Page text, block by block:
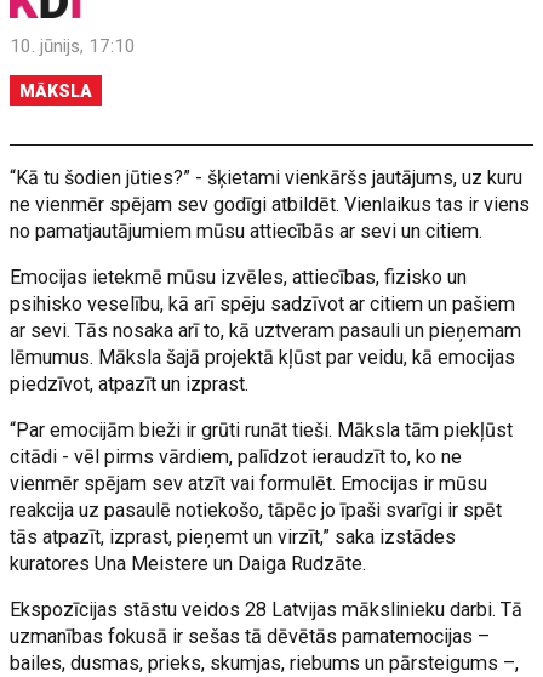
10. jūnijs, 17:10
MĀKSLA
“Kā tu šodien jūties?” - šķietami vienkāršs jautājums, uz kuru
ne vienmēr spējam sev godīgi atbildēt. Vienlaikus tas ir viens
no pamatjautājumiem mūsu attiecībās ar sevi un citiem.
Emocijas ietekmē mūsu izvēles, attiecības, fizisko un
psihisko veselību, kā arī spēju sadzīvot ar citiem un pašiem
ar sevi. Tās nosaka arī to, kā uztveram pasauli un pieņemam
lēmumus. Māksla šajā projektā kļūst par veidu, kā emocijas
piedzīvot, atpazīt un izprast.
“Par emocijām bieži ir grūti runāt tieši. Māksla tām piekļūst
citādi - vēl pirms vārdiem, palīdzot ieraudzīt to, ko ne
vienmēr spējam sev atzīt vai formulēt. Emocijas ir mūsu
reakcija uz pasaulē notiekošo, tāpēc jo īpaši svarīgi ir spēt
tās atpazīt, izprast, pieņemt un virzīt,” saka izstādes
kuratores Una Meistere un Daiga Rudzāte.
Ekspozīcijas stāstu veidos 28 Latvijas mākslinieku darbi. Tā
uzmanības fokusā ir sešas tā dēvētās pamatemocijas –
bailes, dusmas, prieks, skumjas, riebums un pārsteigums –,